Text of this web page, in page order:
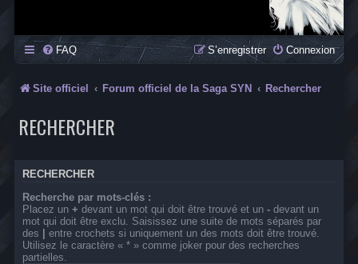
FAQ Connexion
S’enregistrer
Site officiel Forum officiel de la Saga SYN Rechercher
RECHERCHER
RECHERCHER
Recherche par mots-clés :
Placez un + devant un mot qui doit être trouvé et un - devant un
mot qui doit être exclu. Saisissez une suite de mots séparés par
des | entre crochets si uniquement un des mots doit être trouvé.
Utilisez le caractère « * » comme joker pour des recherches
partielles.